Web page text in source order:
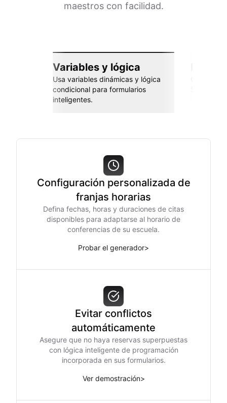
maestros con facilidad.
Variables y lógica
Usa variables dinámicas y lógica
condicional para formularios
inteligentes.
Configuración personalizada de
franjas horarias
Defina fechas, horas y duraciones de citas
disponibles para adaptarse al horario de
conferencias de su escuela.
Probar el generador>
Evitar conflictos
automáticamente
Asegure que no haya reservas superpuestas
con lógica inteligente de programación
incorporada en sus formularios.
Ver demostración>